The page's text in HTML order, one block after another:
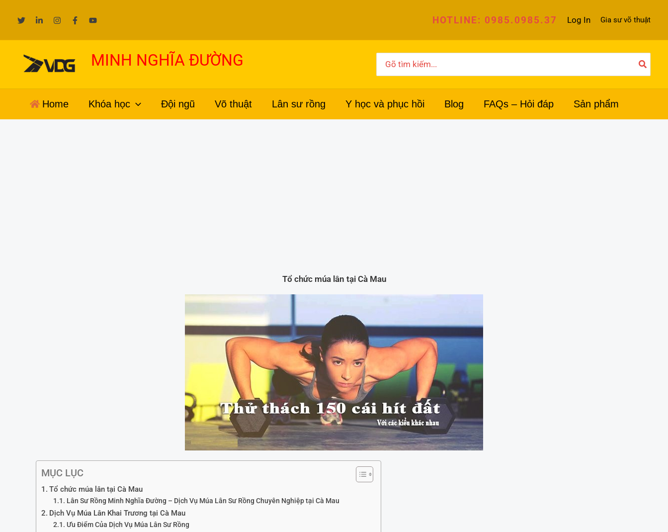
dung
HOTLINE: 0985.0985.37 Log In Gia sư võ thuật
MINH NGHĨA ĐƯỜNG
for:
Home Khóa học Đội ngũ Võ thuật Lân sư rồng Y học và phục hồi Blog FAQs – Hỏi đáp Sản phẩm
Tổ chức múa lân tại Cà Mau
MỤC LỤC
Tổ chức múa lân tại Cà Mau
Lân Sư Rồng Minh Nghĩa Đường – Dịch Vụ Múa Lân Sư Rồng Chuyên Nghiệp tại Cà Mau
Dịch Vụ Múa Lân Khai Trương tại Cà Mau
Ưu Điểm Của Dịch Vụ Múa Lân Sư Rồng